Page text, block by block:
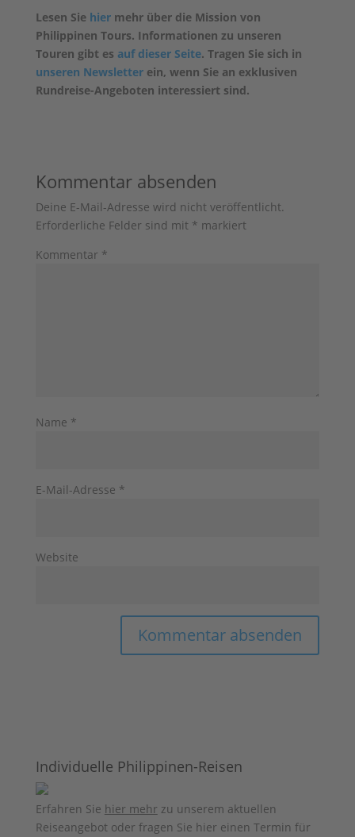
Lesen Sie hiermehr über die Mission von
Philippinen Tours. Informationen zu unseren
Touren gibt es auf dieser Seite. Tragen Sie sich in
unseren Newsletterein, wenn Sie an exklusiven
Rundreise-Angeboten interessiert sind.
Kommentar absenden
Deine E-Mail-Adresse wird nicht veröffentlicht.
Erforderliche Felder sind mit * markiert
Kommentar *
Name *
E-Mail-Adresse *
Website
Individuelle Philippinen-Reisen
Erfahren Sie hier mehr zu unserem aktuellen
Reiseangebot oder fragen Sie hier einen Termin für